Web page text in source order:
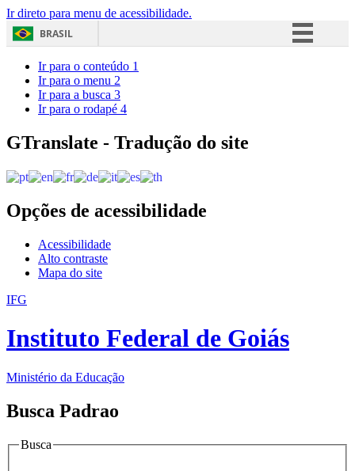
Ir direto para menu de acessibilidade.
BRASIL
Acesso à informação
Ir para o conteúdo 1
Ir para o menu 2
Ir para a busca 3
Ir para o rodapé 4
GTranslate - Tradução do site
Opções de acessibilidade
Acessibilidade
Alto contraste
Mapa do site
IFG
Instituto Federal de Goiás
Ministério da Educação
Busca Padrao
Busca